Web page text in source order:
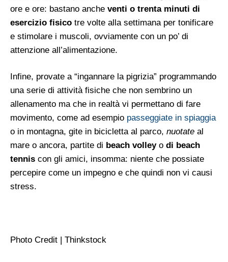
ore e ore: bastano anche venti o trenta minuti di
esercizio fisico tre volte alla settimana per tonificare
e stimolare i muscoli, ovviamente con un po’ di
attenzione all’alimentazione.
Infine, provate a “ingannare la pigrizia” programmando
una serie di attività fisiche che non sembrino un
allenamento ma che in realtà vi permettano di fare
movimento, come ad esempio passeggiate in spiaggia
o in montagna, gite in bicicletta al parco, nuotate al
mare o ancora, partite di beach volleyo di beach
tennis con gli amici, insomma: niente che possiate
percepire come un impegno e che quindi non vi causi
stress.
Photo Credit | Thinkstock